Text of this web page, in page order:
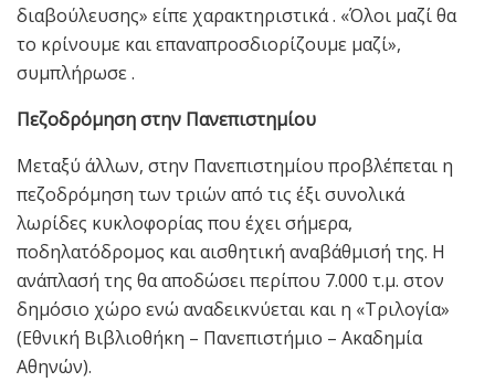
διαβούλευσης» είπε χαρακτηριστικά . «Όλοι μαζί θα
το κρίνουμε και επαναπροσδιορίζουμε μαζί»,
συμπλήρωσε .
Πεζοδρόμηση στην Πανεπιστημίου
Μεταξύ άλλων, στην Πανεπιστημίου προβλέπεται η
πεζοδρόμηση των τριών από τις έξι συνολικά
λωρίδες κυκλοφορίας που έχει σήμερα,
ποδηλατόδρομος και αισθητική αναβάθμισή της. Η
ανάπλασή της θα αποδώσει περίπου 7.000 τ.μ. στον
δημόσιο χώρο ενώ αναδεικνύεται και η «Τριλογία»
(Εθνική Βιβλιοθήκη – Πανεπιστήμιο – Ακαδημία
Αθηνών).